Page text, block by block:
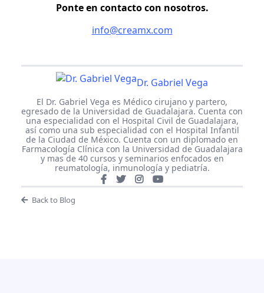
Ponte en contacto con nosotros.
info@creamx.com
Dr. Gabriel Vega
El Dr. Gabriel Vega es Médico cirujano y partero,
egresado de la Universidad de Guadalajara. Cuenta con
una especialidad con el Hospital Civil de Guadalajara,
así como una sub especialidad con el Hospital Infantil
de la Ciudad de México. Cuenta con un diplomado en
Farmacología Clínica con la Universidad de Guadalajara
y mas de 40 cursos y seminarios enfocados en
reumatología, inmunología y pediatría.
Back to Blog